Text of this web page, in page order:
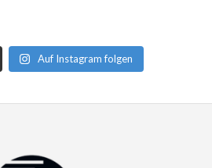
Auf Instagram folgen